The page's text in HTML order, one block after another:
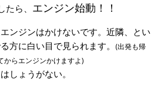
ら、 エンジン始動！！
ンジンはかけないです。近隣、とい
方に白い目で見られます。
(出発も帰
からエンジンかけますよ)
しょうがない。